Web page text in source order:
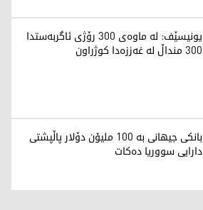
یونیسێف: لە ماوەی 300 رۆژی ئاگربەستدا
300 منداڵ لە غەززەدا کوژراون
بانکی جیهانی بە 100 ملیۆن دۆلار پاڵپشتی
دارایی سووریا دەکات